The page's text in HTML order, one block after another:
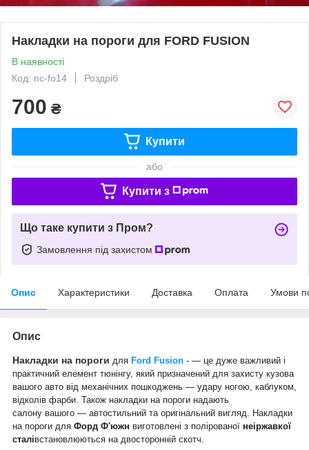
Накладки на пороги для FORD FUSION
В наявності
Код: пc-fo14
Роздріб
700 ₴
Купити
або
Купити з
Що таке купити з Пром?
Замовлення під захистом
Опис Характеристики Доставка Оплата Умови
Опис
Накладки на пороги для Ford Fusion - — це дуже важливий і
практичний елемент тюнінгу, який призначений для захисту кузова
вашого авто від механічних пошкоджень — удару ногою, каблуком,
відколів фарби. Також накладки на пороги надають
салону вашого — автостильний та оригінальний вигляд. Накладки
на пороги для Форд Ф'южн виготовлені з полірованої неіржавкої
сталівстановлюються на двосторонній скотч.